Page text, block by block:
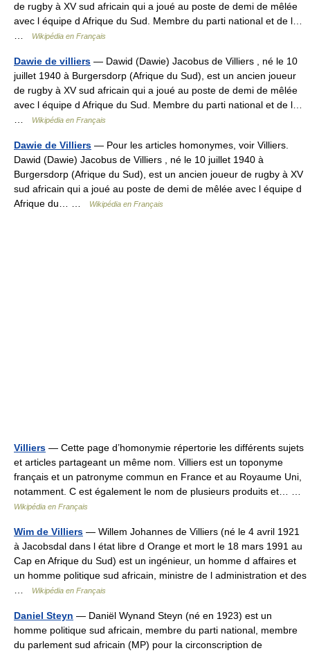
de rugby à XV sud africain qui a joué au poste de demi de mêlée
avec l équipe d Afrique du Sud. Membre du parti national et de l…
Wikipédia en Français
Dawie de villiers — Dawid (Dawie) Jacobus de Villiers , né le 10
juillet 1940 à Burgersdorp (Afrique du Sud), est un ancien joueur
de rugby à XV sud africain qui a joué au poste de demi de mêlée
avec l équipe d Afrique du Sud. Membre du parti national et de l…
Wikipédia en Français
Dawie de Villiers — Pour les articles homonymes, voir Villiers.
Dawid (Dawie) Jacobus de Villiers , né le 10 juillet 1940 à
Burgersdorp (Afrique du Sud), est un ancien joueur de rugby à XV
sud africain qui a joué au poste de demi de mêlée avec l équipe d
Afrique du… …
Wikipédia en Français
Villiers — Cette page d’homonymie répertorie les différents sujets
et articles partageant un même nom. Villiers est un toponyme
français et un patronyme commun en France et au Royaume Uni,
notamment. C est également le nom de plusieurs produits et… …
Wikipédia en Français
Wim de Villiers — Willem Johannes de Villiers (né le 4 avril 1921
à Jacobsdal dans l état libre d Orange et mort le 18 mars 1991 au
Cap en Afrique du Sud) est un ingénieur, un homme d affaires et
un homme politique sud africain, ministre de l administration et des
Wikipédia en Français
Daniel Steyn — Daniël Wynand Steyn (né en 1923) est un
homme politique sud africain, membre du parti national, membre
du parlement sud africain (MP) pour la circonscription de